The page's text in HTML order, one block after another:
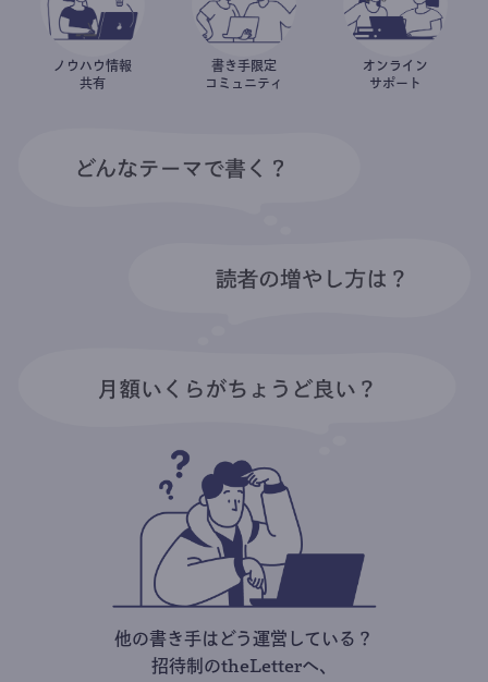
ノウハウ情報
共有
書き手限定
コミュニティ
オンライン
サポート
他の書き手はどう運営している？
招待制のtheLetterへ、